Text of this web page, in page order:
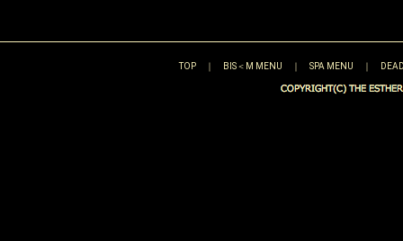
TOP｜ BIS＜M MENU ｜ SPA MENU ｜